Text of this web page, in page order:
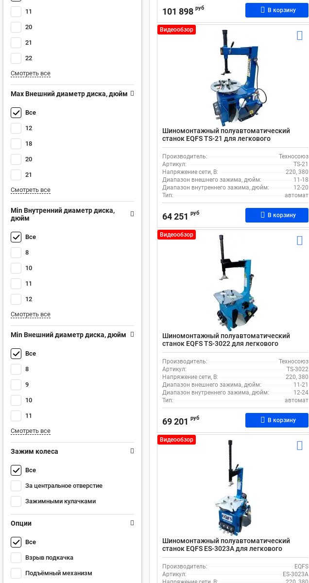
11
20
21
22
Смотреть все
Max Внешний диаметр диска, дюйм
Все
12
18
20
21
Смотреть все
Min Внутренний диаметр диска,
дюйм
Все
8
10
11
12
Смотреть все
Min Внешний диаметр диска, дюйм
Все
8
9
10
11
Смотреть все
Зажим колеса
Все
За центральное отверстие
Зажимными кулачками
Опции
Все
Взрыв подкачка
Подъёмный механизм
101 898 руб В корзину
Видеообзор
Шиномонтажный полуавтоматический
станок EQFS TS-21 для легкового
транспорта
Производитель:
Техносоюз
Артикул:
TS-21
Напряжение сети, В:
220, 380
Диапазон внешнего зажима, дюйм:
11-18
Диапазон внутреннего зажима, дюйм:
12-20
Тип:
автомат
64 251 руб В корзину
Видеообзор
Шиномонтажный полуавтоматический
станок EQFS TS-3022 для легкового
транспорта
Производитель:
Техносоюз
Артикул:
TS-3022
Напряжение сети, В:
220, 380
Диапазон внешнего зажима, дюйм:
11-21
Диапазон внутреннего зажима, дюйм:
12-24
Тип:
автомат
69 201 руб В корзину
Видеообзор
Шиномонтажный полуавтоматический
станок EQFS ES-3023A для легкового
транспорта
Производитель:
EQFS
Артикул:
ES-3023A